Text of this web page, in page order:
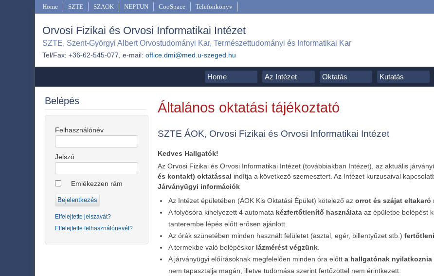
Home SZTE SZAOK NEPTUN CooSpace Telefonkönyv
Orvosi Fizikai és Orvosi Informatikai Intézet
SZTE, Szent-Györgyi Albert Orvostudományi Kar, Természettudományi és Informatikai Kar
Tel/Fax: +36-62-545-077, e-mail: office.dmi@med.u-szeged.hu
Home Az Intézet Oktatás Kutatás
Belépés
Felhasználónév
Jelszó
Emlékezzen rám
Elfelejtette jelszavát?
Elfelejtette felhasználónevét?
Általános oktatási tájékoztató
SZTE ÁOK, Orvosi Fizikai és Orvosi Informatikai Intézet
Kedves Hallgatók!
Az Orvosi Fizikai és Orvosi Informatikai Intézet (továbbiakban Intézet), az aktuális
és kontakt) oktatással indítja a következő szemesztert. Az Intézet kurzusaival
Járványügyi információk
Az Intézet épületében (ÁOK Kis Oktatási Épület) kötelező az orrot és szájat eltakaró
A folyósóra kihelyezett 4 automata kézfertőtlenítő használataaz épületbe belépést
tanterembe lépés előtt erősen ajánlott.
Az órák szünetében minden használt felületet (asztal, egér, billentyűzet stb.)
A termekbe való belépéskor lázmérést végzünk.
A járványügyi előírásoknak megfelelően minden óra előtta hallgatónak nyilatkoznia
nem tapasztalja magán, illetve tudomása szerint fertőzöttel nem érintkezett.